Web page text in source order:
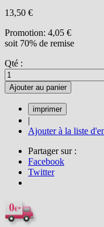
13,50 €
Promotion: 4,05 €
soit 70% de remise
Qté :
Ajouter au panier
|
Ajouter à la liste
Partager sur :
Facebook
Twitter